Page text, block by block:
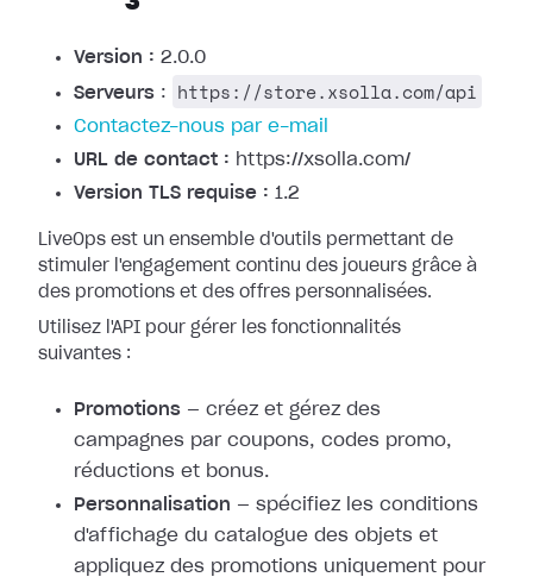
Version : 2.0.0
Serveurs : https://store.xsolla.com/api
Contactez-nous par e-mail
URL de contact : https://xsolla.com/
Version TLS requise : 1.2
LiveOps est un ensemble d'outils permettant de
stimuler l'engagement continu des joueurs grâce à
des promotions et des offres personnalisées.
Utilisez l'API pour gérer les fonctionnalités
suivantes :
Promotions — créez et gérez des
campagnes par coupons, codes promo,
réductions et bonus.
Personnalisation — spécifiez les conditions
d'affichage du catalogue des objets et
appliquez des promotions uniquement pour